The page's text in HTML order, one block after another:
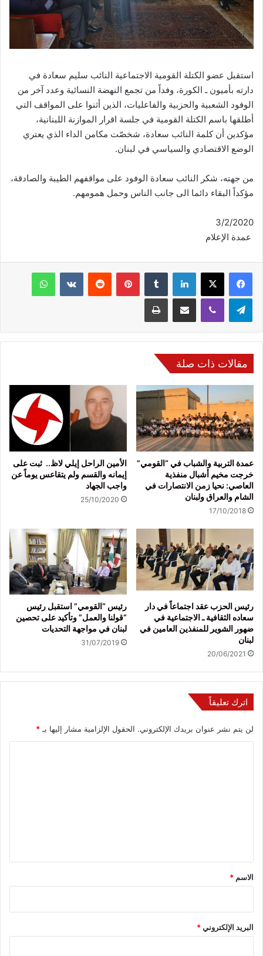
استقبل عضو الكتلة القومية الاجتماعية النائب سليم سعادة في
دارته بأميون ـ الكورة، وفداً من تجمع النهضة النسائية وعدد آخر من
الوفود الشعبية والحزبية والفاعليات، الذين أثنوا على المواقف التي
أطلقها باسم الكتلة القومية في جلسة اقرار الموازنة اللبنانية،
مؤكدين أن كلمة النائب سعادة، شخصّت مكامن الداء الذي يعتري
الوضع الاقتصادي والسياسي في لبنان.
من جهته، شكر النائب سعادة الوفود على مواقفهم الطيبة والصادقة،
مؤكداً البقاء دائما الى جانب الناس وحمل همومهم.
عمدة الإعلام
فيسبوك لينكدإن بينتيريست
مقالات ذات صلة
عمدة التربية والشباب في “القومي”
خرجت مخيم أشبال منفذية
العاصي: نحيا زمن الانتصارات في
الشام والعراق ولبنان
17/10/2018
الأمين الراحل إيلي لاظ.. ثبت على
إيمانه والقسم ولم يتقاعس يوماً عن
واجب الجهاد
25/10/2020
رئيس الحزب عقد اجتماعاً في دار
سعاده الثقافية ـ الاجتماعية في
ضهور الشوير للمنفذين العامين في
لبنان
20/06/2021
رئيس “القومي” استقبل رئيس
“قولنا والعمل” وتأكيد على تحصين
لبنان في مواجهة التحديات
31/07/2019
اترك تعليقاً
لن يتم نشر عنوان بريدك الإلكتروني. الحقول الإلزامية مشار إليها بـ*
*
الاسم *
البريد الإلكتروني*